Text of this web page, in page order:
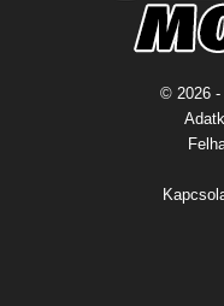
© 2026 -